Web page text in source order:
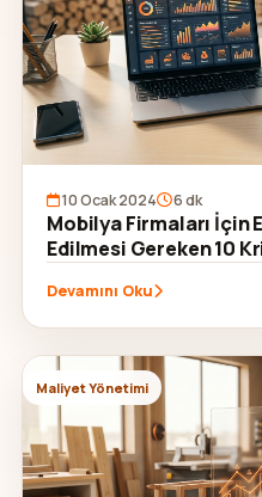
10 Ocak 2024 6 dk
Mobilya Firmaları İçin
Edilmesi Gereken 10
Devamını Oku
Maliyet Yönetimi